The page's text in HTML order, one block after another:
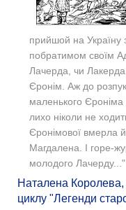
прийшой на Україну
побратимом своїм
Лачерда, чи
Єронім. Аж до
маленького
лихо ніколи не
Єронімової вмерла
Магдалена. І горе-
молодого Лачерду..."
Наталена Королева,
циклу "Легенди